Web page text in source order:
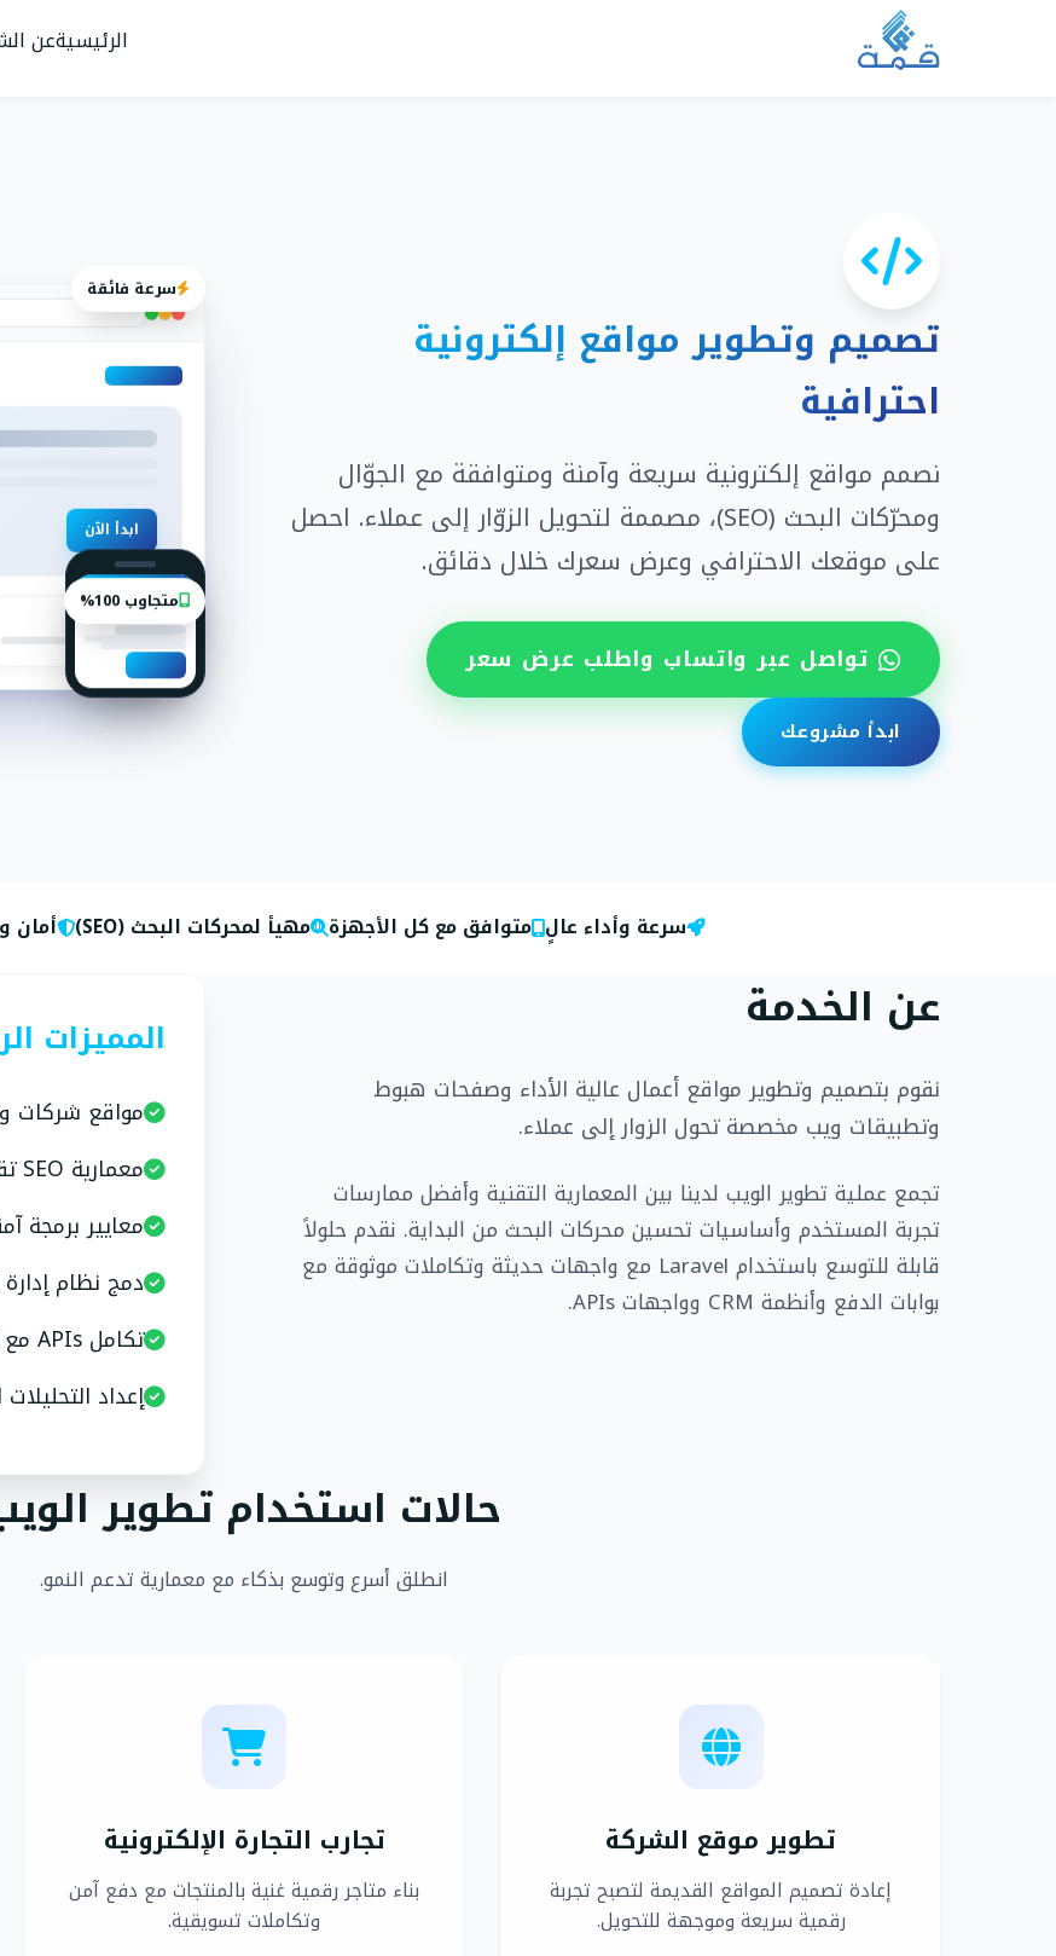
الرئيسيةعن
تصميم وتطوير مواقع إلكترونية
احترافية
نصمم مواقع إلكترونية سريعة وآمنة ومتوافقة مع الجوّال
ومحرّكات البحث (SEO)، مصممة لتحويل الزوّار إلى عملاء. احصل
على موقعك الاحترافي وعرض سعرك خلال دقائق.
تواصل عبر واتساب واطلب عرض سعر
ابدأ مشروعك
ابدأ الآن
سرعة فائقة
متجاوب 100%
سرعة وأداء عالٍ متوافق مع كل الأجهزة مهيأ لمحركات البحث (SEO) أمان
عن الخدمة
نقوم بتصميم وتطوير مواقع أعمال عالية الأداء وصفحات هبوط
وتطبيقات ويب مخصصة تحول الزوار إلى عملاء.
تجمع عملية تطوير الويب لدينا بين المعمارية التقنية وأفضل ممارسات
تجربة المستخدم وأساسيات تحسين محركات البحث من البداية. نقدم حلولاً
قابلة للتوسع باستخدام Laravel مع واجهات حديثة وتكاملات موثوقة مع
بوابات الدفع وأنظمة CRM وواجهات APIs.
المميزات
مواقع شركات
معمارية SEO تقنية وتحسين Core Web Vitals
معايير برمجة
دمج نظام
تكامل APIs مع أنظمة الأعمال
إعداد
حالات استخدام تطوير
انطلق أسرع وتوسع بذكاء مع معمارية تدعم النمو.
تطوير موقع الشركة
إعادة تصميم المواقع القديمة لتصبح تجربة
رقمية سريعة وموجهة للتحويل.
تجارب التجارة الإلكترونية
بناء متاجر رقمية غنية بالمنتجات مع دفع آمن
وتكاملات تسويقية.